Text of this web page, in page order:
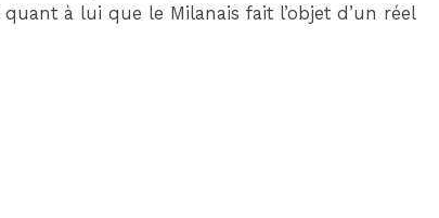
à lui que le Milanais fait l’objet d’un réel